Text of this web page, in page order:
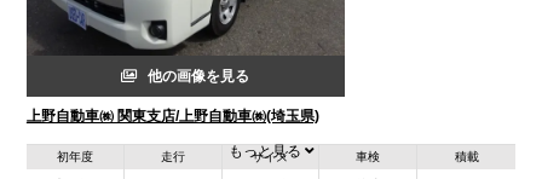
他の画像を見る
上野自動車㈱ 関東支店/上野自動車㈱(埼玉県)
初年度 走行 サイズ 車検 積載
もっと見る